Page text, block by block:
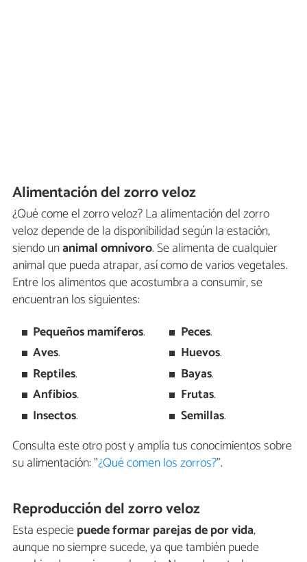
Alimentación del zorro veloz
¿Qué come el zorro veloz? La alimentación del zorro
veloz depende de la disponibilidad según la estación,
siendo unanimal omnívoro. Se alimenta de cualquier
animal que pueda atrapar, así como de varios vegetales.
Entre los alimentos que acostumbra a consumir, se
encuentran los siguientes:
Pequeños mamíferos.
Aves.
Reptiles.
Anfibios.
Insectos.
Peces.
Huevos.
Bayas.
Frutas.
Semillas.
Consulta este otro post y amplía tus conocimientos sobre
su alimentación: "¿Qué comen los zorros?".
Reproducción del zorro veloz
Esta especiepuede formar parejas de por vida,
aunque no siempre sucede, ya que también puede